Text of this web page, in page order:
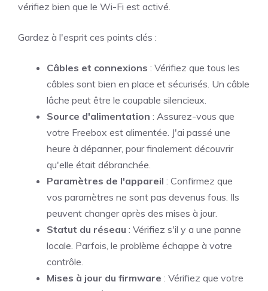
vérifiez bien que le Wi-Fi est activé.
Gardez à l'esprit ces points clés :
Câbles et connexions : Vérifiez que tous les
câbles sont bien en place et sécurisés. Un câble
lâche peut être le coupable silencieux.
Source d'alimentation : Assurez-vous que
votre Freebox est alimentée. J'ai passé une
heure à dépanner, pour finalement découvrir
qu'elle était débranchée.
Paramètres de l'appareil : Confirmez que
vos paramètres ne sont pas devenus fous. Ils
peuvent changer après des mises à jour.
Statut du réseau : Vérifiez s'il y a une panne
locale. Parfois, le problème échappe à votre
contrôle.
Mises à jour du firmware : Vérifiez que votre